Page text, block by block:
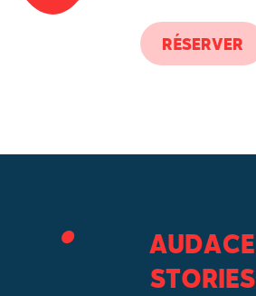
RÉSERVER
AUDACE
STORIES